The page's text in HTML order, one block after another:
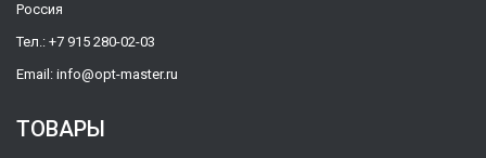
Россия
Тел.: +7 915 280-02-03
Email: info@opt-master.ru
ТОВАРЫ